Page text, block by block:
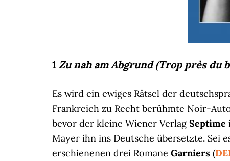
1 Zu nah am Abgrund (Trop près du
Es wird ein ewiges Rätsel der
Frankreich zu Recht berühmte Noir-
bevor der kleine Wiener VerlagSeptime
Mayer ihn ins Deutsche übersetzte. Sei
erschienenen drei Romane Garniers (